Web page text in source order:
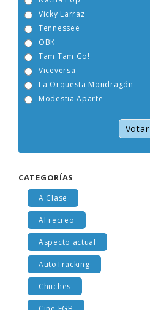
Nacha Pop
Vicky Larraz
La Orquesta Mondragón
Modestia Aparte
Votar
A Clase
Al recreo
Aspecto actual
AutoTracking
Chuches